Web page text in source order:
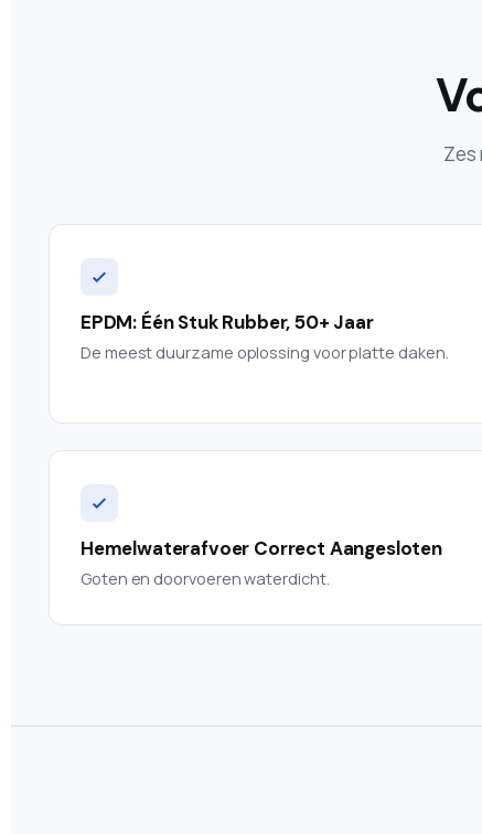
Zes
EPDM: Één Stuk Rubber, 50+ Jaar
De meest duurzame oplossing voor platte daken.
Hemelwaterafvoer Correct Aangesloten
Goten en doorvoeren waterdicht.